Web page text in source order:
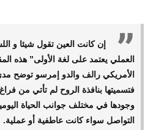
إن كانت العين تقول شيئا و
العملي يعتمد على لغة الأولى” هذه
الأمريكي رالف والدو إمرسو توضح
فتسميتها بنافذة الروح لم تأتي من
وجودها في مختلف جوانب الحياة
التواصل سواء كانت عاطفية أو عملية.